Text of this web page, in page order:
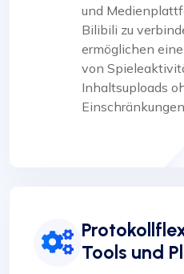
und
Bilibili zu
ermöglichen
von
Inhaltsuploads
Einschränkungen.
Tools und